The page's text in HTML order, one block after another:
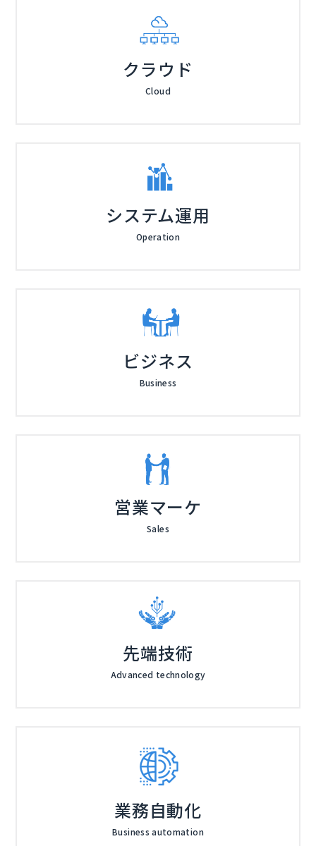
クラウド
Cloud
システム運用
Operation
ビジネス
Business
営業マーケ
Sales
先端技術
Advanced technology
業務自動化
Business automation